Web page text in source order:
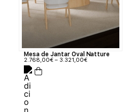
Mesa de Jantar Oval Natture
2.768,00€ – 3.321,00€